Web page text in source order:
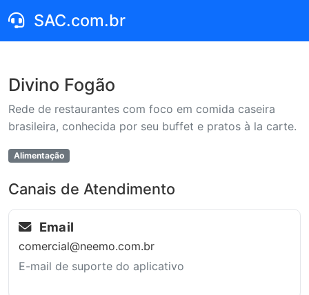
SAC.com.br
Divino Fogão
Rede de restaurantes com foco em comida caseira
brasileira, conhecida por seu buffet e pratos à la carte.
Alimentação
Canais de Atendimento
Email
comercial@neemo.com.br
E-mail de suporte do aplicativo